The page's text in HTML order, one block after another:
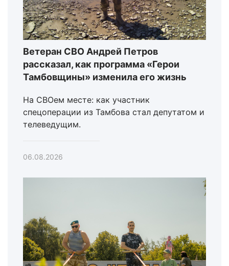
Ветеран СВО Андрей Петров
рассказал, как программа «Герои
Тамбовщины» изменила его жизнь
На СВОем месте: как участник
спецоперации из Тамбова стал депутатом и
телеведущим.
06.08.2026